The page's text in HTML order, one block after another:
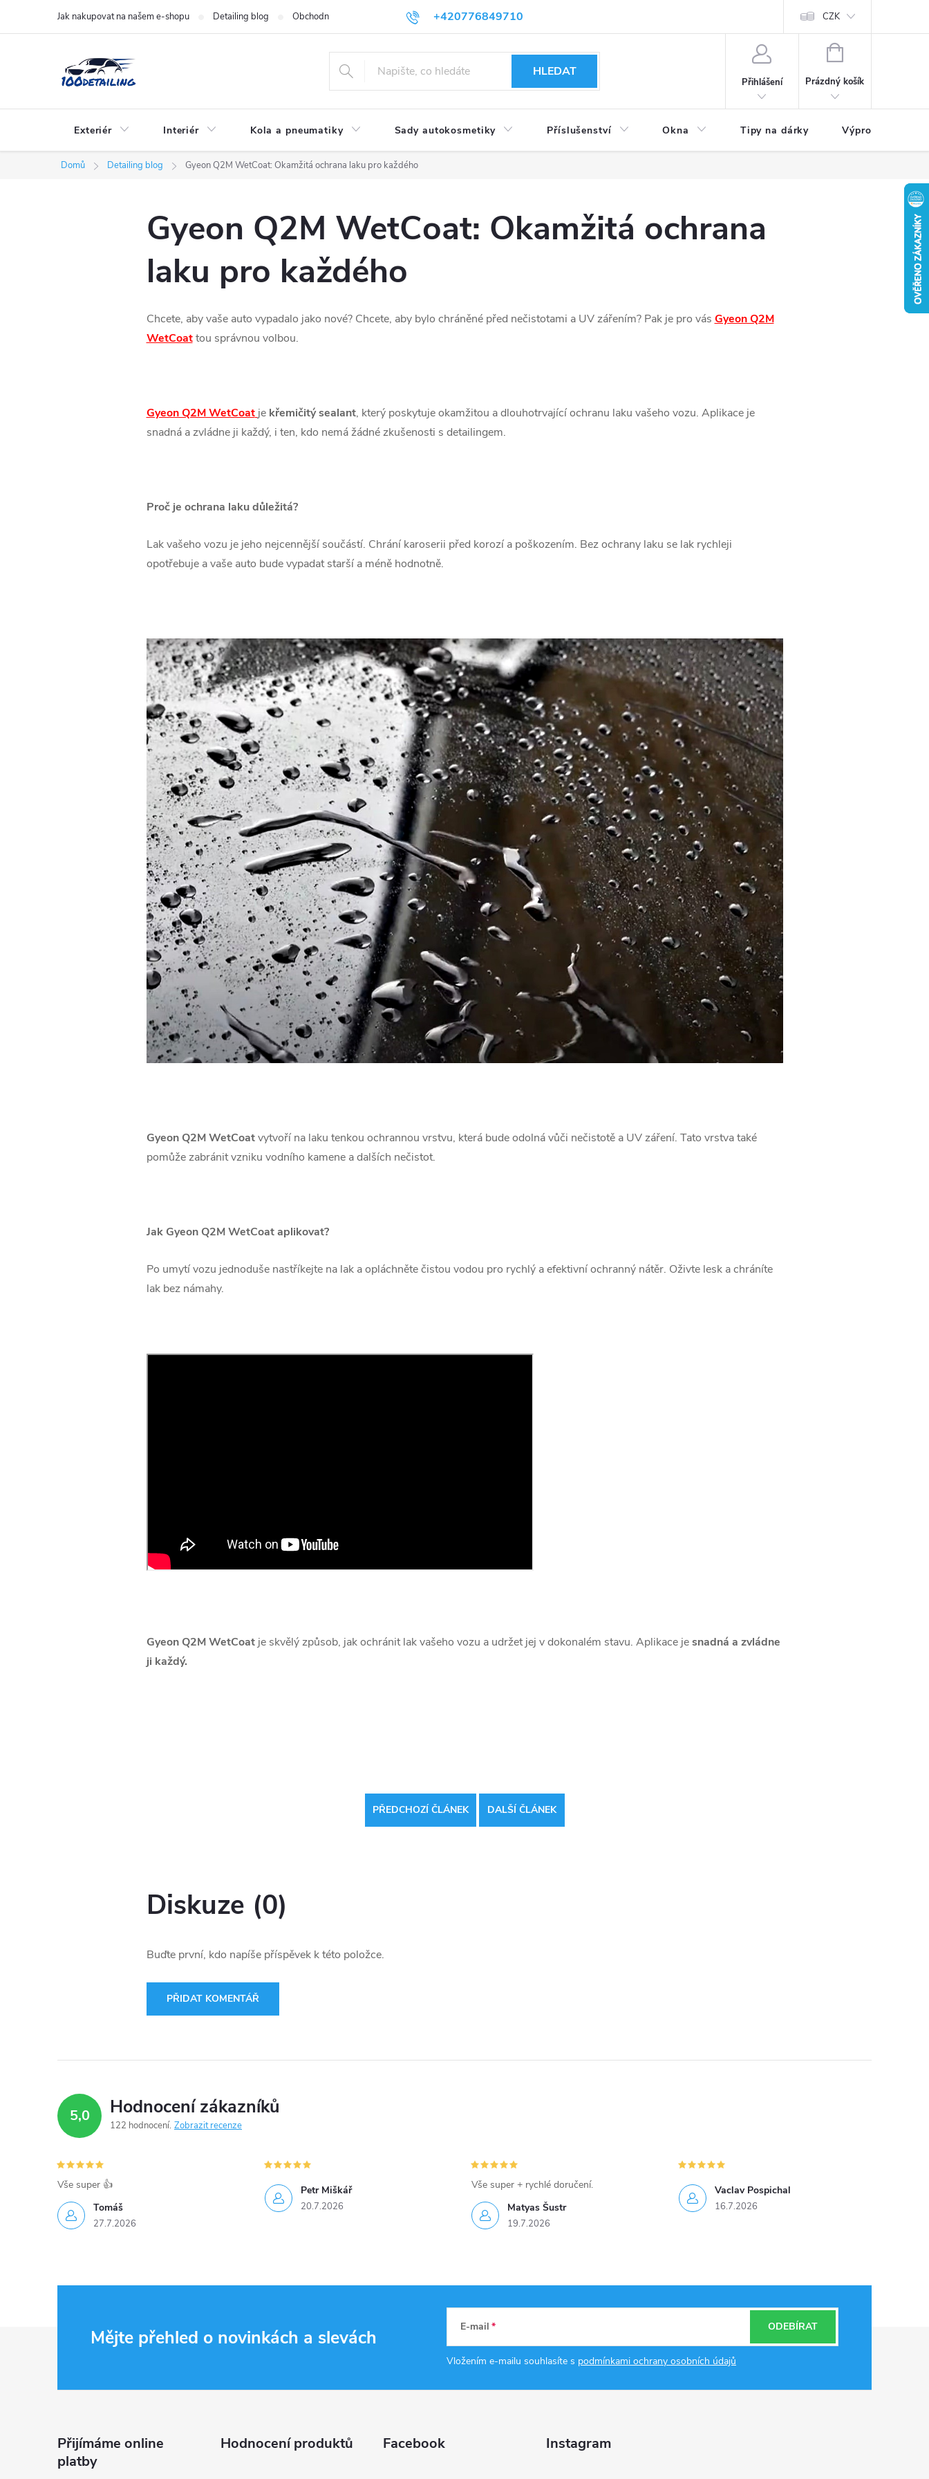
+420776849710
Jak nakupovat na našem e-shopu Detailing blog Obchodní podmínky Podmínky ochrany osobních údajů CZK
HLEDAT
Přihlášení
NÁKUPNÍ
Prázdný košík
Exteriér Interiér Kola a pneumatiky Sady autokosmetiky Příslušenství Okna Tipy na dárky Výprodej skladu
Domů Detailing blog Gyeon Q2M WetCoat: Okamžitá ochrana laku pro každého
Gyeon Q2M WetCoat: Okamžitá ochrana
laku pro každého
Chcete, aby vaše auto vypadalo jako nové? Chcete, aby bylo chráněné před nečistotami a UV zářením? Pak je pro vás Gyeon Q2M
WetCoattou správnou volbou.
Gyeon Q2M WetCoat je křemičitý sealant, který poskytuje okamžitou a dlouhotrvající ochranu laku vašeho vozu. Aplikace je
snadná a zvládne ji každý, i ten, kdo nemá žádné zkušenosti s detailingem.
Proč je ochrana laku důležitá?
Lak vašeho vozu je jeho nejcennější součástí. Chrání karoserii před korozí a poškozením. Bez ochrany laku se lak rychleji
opotřebuje a vaše auto bude vypadat starší a méně hodnotně.
Gyeon Q2M WetCoatvytvoří na laku tenkou ochrannou vrstvu, která bude odolná vůči nečistotě a UV záření. Tato vrstva také
pomůže zabránit vzniku vodního kamene a dalších nečistot.
Jak Gyeon Q2M WetCoat aplikovat?
Po umytí vozu jednoduše nastříkejte na lak a opláchněte čistou vodou pro rychlý a efektivní ochranný nátěr. Oživte lesk a chráníte
lak bez námahy.
Gyeon Q2M WetCoatje skvělý způsob, jak ochránit lak vašeho vozu a udržet jej v dokonalém stavu. Aplikace jesnadná a zvládne
ji každý.
PŘEDCHOZÍ ČLÁNEK DALŠÍ ČLÁNEK
Diskuze (0)
Buďte první, kdo napíše příspěvek k této položce.
PŘIDAT KOMENTÁŘ
5,0 Hodnocení zákazníků
122 hodnocení Zobrazit recenze
Tomáš
27.7.2026
Vše super 👍 Petr Miškář
20.7.2026 Matyas Šustr
19.7.2026
Vše super + rychlé doručení. Vaclav Pospichal
16.7.2026
Mějte přehled o novinkách a slevách E-mail
Vložením e-mailu souhlasíte s podmínkami ochrany osobních údajů
ODEBÍRAT
Přijímáme online
platby
Hodnocení produktů Facebook Instagram